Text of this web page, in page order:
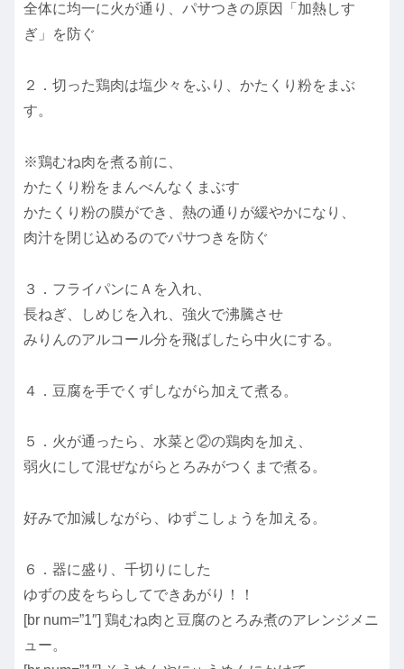
全体に均一に火が通り、パサつきの原因「加熱しす
ぎ」を防ぐ
２．切った鶏肉は塩少々をふり、かたくり粉をまぶ
す。
※鶏むね肉を煮る前に、
かたくり粉をまんべんなくまぶす
かたくり粉の膜ができ、熱の通りが緩やかになり、
肉汁を閉じ込めるのでパサつきを防ぐ
３．フライパンにＡを入れ、
長ねぎ、しめじを入れ、強火で沸騰させ
みりんのアルコール分を飛ばしたら中火にする。
４．豆腐を手でくずしながら加えて煮る。
５．火が通ったら、水菜と②の鶏肉を加え、
弱火にして混ぜながらとろみがつくまで煮る。
好みで加減しながら、ゆずこしょうを加える。
６．器に盛り、千切りにした
ゆずの皮をちらしてできあがり！！
[br num=”1″] 鶏むね肉と豆腐のとろみ煮のアレンジメニ
ュー。